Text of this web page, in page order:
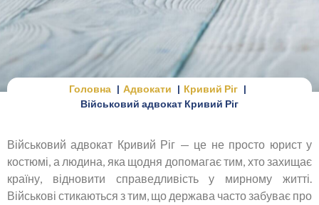
Головна Адвокати
Кривий Ріг
Військовий адвокат Кривий Ріг
Військовий адвокат Кривий Ріг — це не просто юрист у
костюмі, а людина, яка щодня допомагає тим, хто захищає
країну, відновити справедливість у мирному житті.
Військові стикаються з тим, що держава часто забуває про